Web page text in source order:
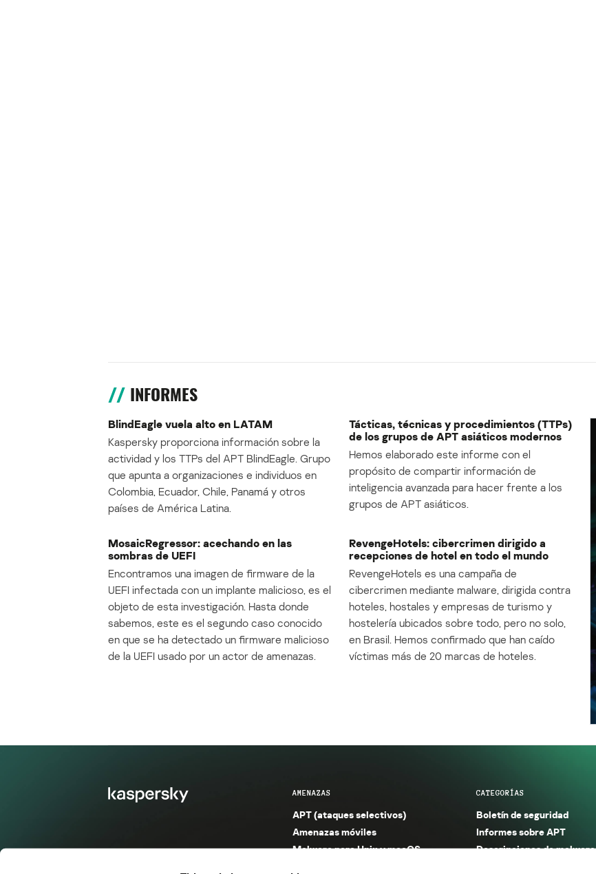
INFORMES
BlindEagle vuela alto en LATAM
Kaspersky proporciona información sobre la
actividad y los TTPs del APT BlindEagle. Grupo
que apunta a organizaciones e individuos en
Colombia, Ecuador, Chile, Panamá y otros
países de América Latina.
Tácticas, técnicas y procedimientos (TTPs)
de los grupos de APT asiáticos modernos
Hemos elaborado este informe con el
propósito de compartir información de
inteligencia avanzada para hacer frente a los
grupos de APT asiáticos.
MosaicRegressor: acechando en las
sombras de UEFI
Encontramos una imagen de firmware de la
UEFI infectada con un implante malicioso, es el
objeto de esta investigación. Hasta donde
sabemos, este es el segundo caso conocido
en que se ha detectado un firmware malicioso
de la UEFI usado por un actor de amenazas.
RevengeHotels: cibercrimen dirigido a
recepciones de hotel en todo el mundo
RevengeHotels es una campaña de
cibercrimen mediante malware, dirigida contra
hoteles, hostales y empresas de turismo y
hostelería ubicados sobre todo, pero no solo,
en Brasil. Hemos confirmado que han caído
víctimas más de 20 marcas de hoteles.
AMENAZAS
APT (ataques selectivos)
Amenazas móviles
Malware para Unix y macOS
CATEGORÍAS
Boletín de seguridad
Informes sobre APT
Descripciones de malware